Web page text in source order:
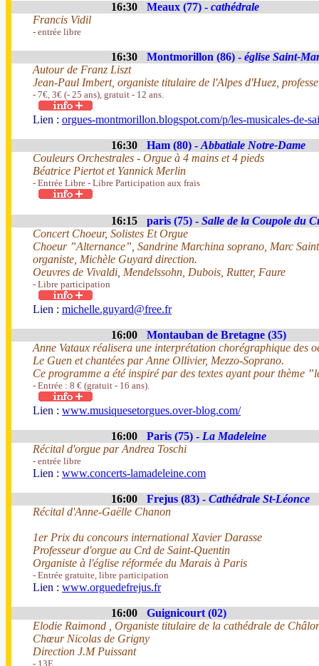
16:30 Meaux (77) - cathédrale
Francis Vidil
- entrée libre
16:30 Montmorillon (86) - église Saint-
Autour de Franz Liszt
Jean-Paul Imbert, organiste titulaire de l'Alpes d'Huez,
- 7€, 3€ (- 25 ans), gratuit - 12 ans.
Lien : orgues-montmorillon.blogspot.com/p/les-musicales-de-
16:30 Ham (80) - Abbatiale Notre-Dame
Couleurs Orchestrales - Orgue à 4 mains et 4 pieds
Béatrice Piertot et Yannick Merlin
- Entrée Libre - Libre Participation aux frais
16:15 paris (75) - Salle de la Coupole du
Concert Choeur, Solistes Et Orgue
Choeur ”Alternance”, Sandrine Marchina soprano, Marc
organiste, Michèle Guyard direction.
Oeuvres de Vivaldi, Mendelssohn, Dubois, Rutter, Faure
- Libre participation
Lien : michelle.guyard@free.fr
16:00
Montauban de Bretagne (35)
Anne Vataux réalisera une interprétation chorégraphique des
Le Guen et chantées par Anne Ollivier, Mezzo-Soprano.
Ce programme a été inspiré par des textes ayant pour thème
- Entrée : 8 € (gratuit - 16 ans).
Lien : www.musiquesetorgues.over-blog.com/
16:00 Paris (75) - La Madeleine
Récital d'orgue par Andrea Toschi
- entrée libre
Lien : www.concerts-lamadeleine.com
16:00 Frejus (83) - Cathédrale St-Léonce
Récital d'Anne-Gaëlle Chanon
1er Prix du concours international Xavier Darasse
Professeur d'orgue au Crd de Saint-Quentin
Organiste à l'église réformée du Marais à Paris
- Entrée gratuite, libre participation
Lien : www.orguedefrejus.fr
16:00
Guignicourt (02)
Elodie Raimond , Organiste titulaire de la cathédrale de
Chœur Nicolas de Grigny
Direction J.M Puissant
- 13E